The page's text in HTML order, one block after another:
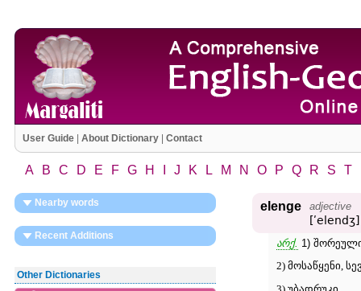
User Guide| About Dictionary| Contact
A B C D E F G H J K L M N O P Q R S T
Nearby words
Recent Additions
Other Dictionaries
elenge adjective
[ʹelendʒ]
არქ. 1)
2) მოსაწყენი,